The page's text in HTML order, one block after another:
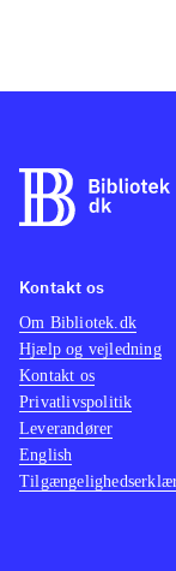
Kontakt os
Om Bibliotek.dk
Hjælp og vejledning
Kontakt os
Privatlivspolitik
Leverandører
English